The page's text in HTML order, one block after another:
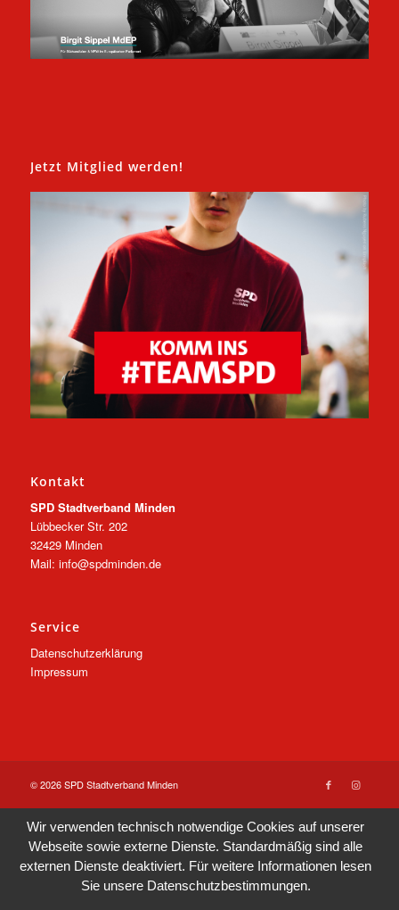
Jetzt Mitglied werden!
Kontakt
SPD Stadtverband Minden
Lübbecker Str. 202
32429 Minden
Mail: info@spdminden.de
Service
Datenschutzerklärung
Impressum
© 2026 SPD Stadtverband Minden
Wir verwenden technisch notwendige Cookies auf unserer
Webseite sowie externe Dienste. Standardmäßig sind alle
externen Dienste deaktiviert. Für weitere Informationen lesen
Sie unsere Datenschutzbestimmungen.